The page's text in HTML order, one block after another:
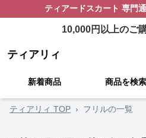
ティアードスカート 専門
10,000円以上のご
ティアリィ
新着商品 商品を検索
ティアリィ TOP › フリルの一覧